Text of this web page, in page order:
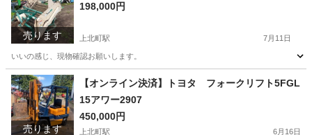
売ります
198,000円
上北町駅 7月11日
いいの感じ、現物確認お願いします。
青森 十和田市 上北町駅 その他
売ります
【オンライン決済】トヨタ フォークリフト5FGL
15アワー2907
450,000円
上北町駅 6月16日